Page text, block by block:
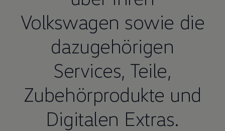
Volkswagen sowie die
dazugehörigen
Services, Teile,
Zubehörprodukte und
Digitalen Extras.